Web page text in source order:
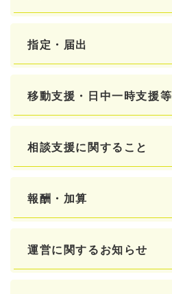
指定・届出
移動支援・日中一時支援等
相談支援に関すること
報酬・加算
運営に関するお知らせ